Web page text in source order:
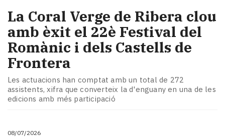
La Coral Verge de Ribera clou
amb èxit el 22è Festival del
Romànic i dels Castells de
Frontera
Les actuacions han comptat amb un total de 272
assistents, xifra que converteix la d'enguany en una de les
edicions amb més participació
08/07/2026